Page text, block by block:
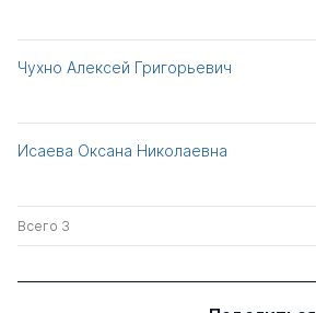
Чухно Алексей Григорьевич
Исаева Оксана Николаевна
Всего 3